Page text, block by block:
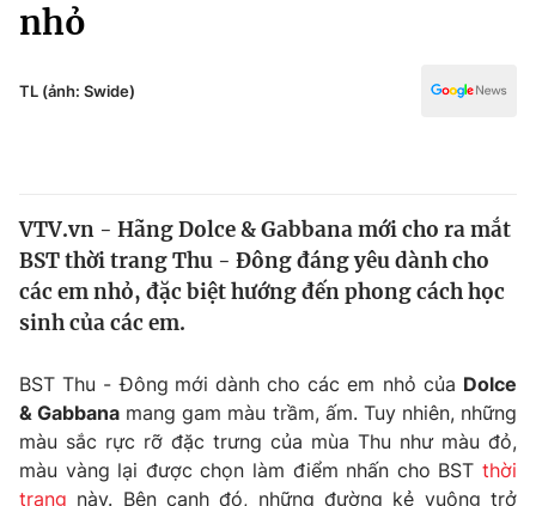
Xã hội
Pháp luật
Thế giới
Tin tức
Thế giới đó đây
Câu chuyện quốc tế
Kinh tế
Thị trường
Góc doanh nghiệp
Dữ liệu và đời sống
Truyền hình
Phim VTV
Văn hóa - Giải trí
Công nghệ
nhỏ
TL (ảnh: Swide)
VTV.vn - Hãng Dolce & Gabbana mới cho ra mắt
BST thời trang Thu - Đông đáng yêu dành cho
các em nhỏ, đặc biệt hướng đến phong cách học
sinh của các em.
BST Thu - Đông mới dành cho các em nhỏ của Dolce
& Gabbana mang gam màu trầm, ấm. Tuy nhiên, những
màu sắc rực rỡ đặc trưng của mùa Thu như màu đỏ,
màu vàng lại được chọn làm điểm nhấn cho BST thời
trang này. Bên cạnh đó, những đường kẻ vuông trở